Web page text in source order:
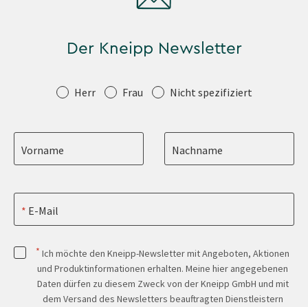
Der Kneipp Newsletter
Anrede Herr Frau Nicht spezifiziert
Vorname Nachname
E-Mail
* Ich möchte den Kneipp-Newsletter mit Angeboten, Aktionen
und Produktinformationen erhalten. Meine hier angegebenen
Daten dürfen zu diesem Zweck von der Kneipp GmbH und mit
dem Versand des Newsletters beauftragten Dienstleistern